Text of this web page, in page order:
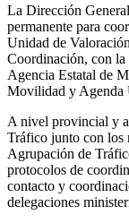
La Dirección
permanente para
Unidad de
Coordinación, con
Agencia Estatal de
Movilidad y Agenda
A nivel provincial y
Tráfico junto con los
Agrupación de
protocolos de
contacto y
delegaciones